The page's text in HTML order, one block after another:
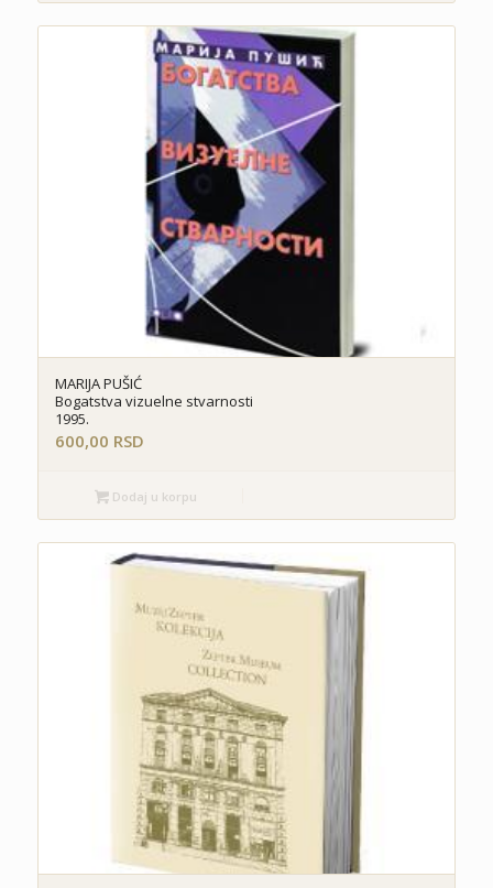
MARIJA PUŠIĆ
Bogatstva vizuelne stvarnosti
1995.
600,00 RSD
Dodaj u korpu